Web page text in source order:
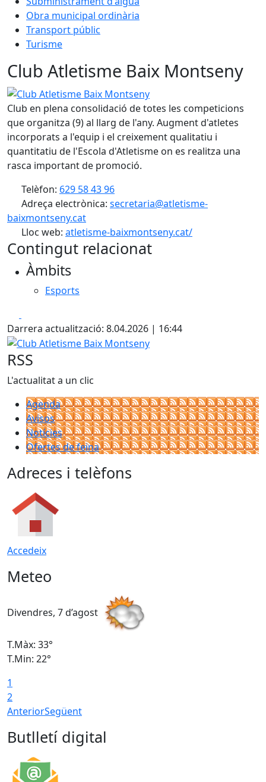
Obra municipal ordinària
Transport públic
Turisme
Club Atletisme Baix Montseny
Club Atletisme Baix Montseny
Club en plena consolidació de totes les competicions
que organitza (9) al llarg de l'any. Augment d'atletes
incorporats a l'equip i el creixement qualitatiu i
quantitatiu de l'Escola d'Atletisme on es realitza una
rasca important de promoció.
Telèfon: 629 58 43 96
Adreça electrònica: secretaria@atletisme-
baixmontseny.cat
Lloc web: atletisme-baixmontseny.cat/
Contingut relacionat
Àmbits
Esports
Darrera actualització: 8.04.2026 | 16:44
Club Atletisme Baix Montseny
RSS
L'actualitat a un clic
Agenda
Avisos
Notícies
Ofertes de feina
Adreces i telèfons
Accedeix
Meteo
Divendres, 7 d’agost
T.Màx: 33°
T.Min: 22°
1
2
AnteriorSegüent
Butlletí digital